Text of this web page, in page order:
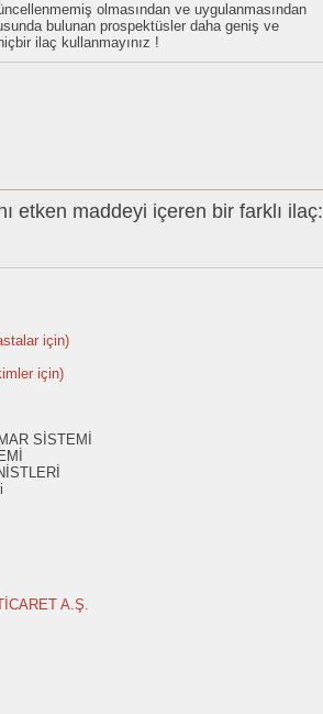
olmasından ve uygulanmasından
bulunan prospektüsler daha geniş ve
ilaç kullanmayınız !
etken maddeyi içeren bir farklı ilaç:
için)
için)
SİSTEMİ
A.Ş.